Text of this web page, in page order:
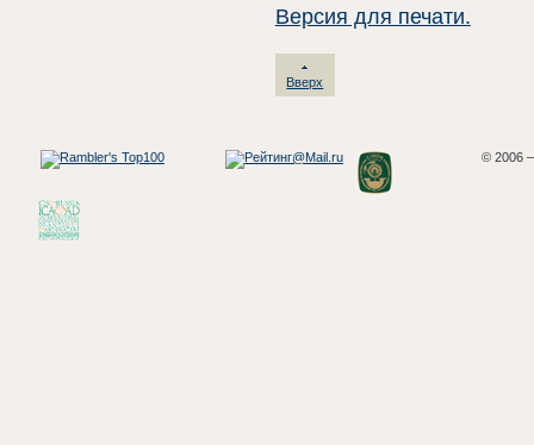
Версия для печати.
Вверх
© 2006